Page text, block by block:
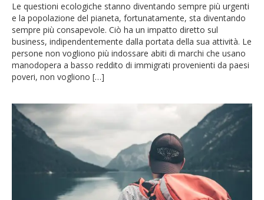
Le questioni ecologiche stanno diventando sempre più urgenti
e la popolazione del pianeta, fortunatamente, sta diventando
sempre più consapevole. Ciò ha un impatto diretto sul
business, indipendentemente dalla portata della sua attività. Le
persone non vogliono più indossare abiti di marchi che usano
manodopera a basso reddito di immigrati provenienti da paesi
poveri, non vogliono […]